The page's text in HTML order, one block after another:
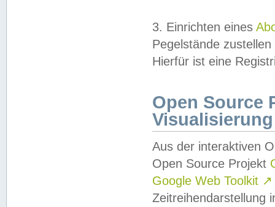
3. Einrichten eines
Pegelstände
Hierfür ist eine
Open Source
Visualisierung
Aus der interaktiven
Open Source Projekt
Google Web Toolkit ↗
Zeitreihendarstellung